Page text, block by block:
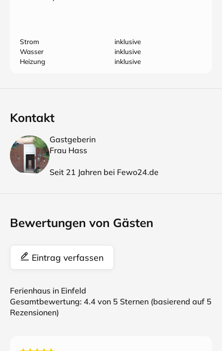
Strom
inklusive
Wasser
inklusive
Heizung
inklusive
Kontakt
Gastgeberin
Frau Hass
Seit 21 Jahren bei Fewo24.de
Bewertungen von Gästen
Eintrag verfassen
Ferienhaus in Einfeld
Gesamtbewertung: 4.4 von 5 Sternen (basierend auf 5
Rezensionen)